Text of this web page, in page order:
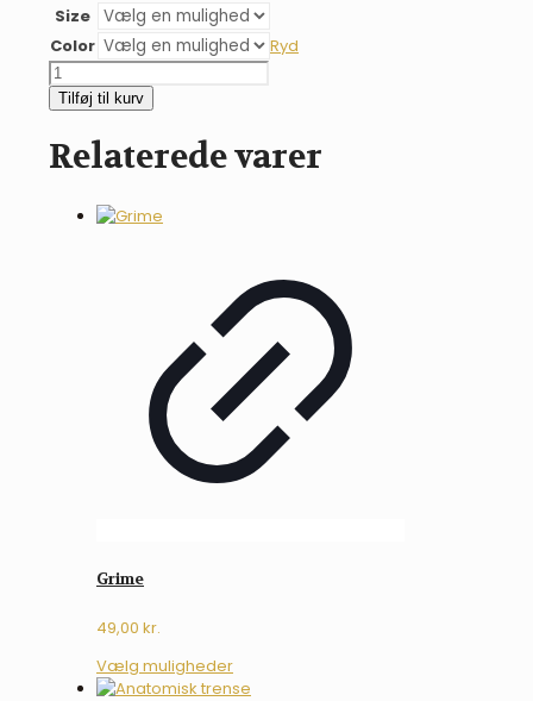
Size
Color
Ryd
BR
fluemaske
med
lynlås
-
Tilføj til kurv
Relaterede varer
Grime
49,00 kr.
Vælg mulighederDette
vare